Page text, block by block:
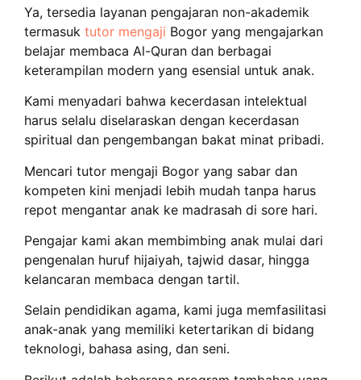
Ya, tersedia layanan pengajaran non-akademik
termasuk tutor mengaji Bogor yang mengajarkan
belajar membaca Al-Quran dan berbagai
keterampilan modern yang esensial untuk anak.
Kami menyadari bahwa kecerdasan intelektual
harus selalu diselaraskan dengan kecerdasan
spiritual dan pengembangan bakat minat pribadi.
Mencari tutor mengaji Bogor yang sabar dan
kompeten kini menjadi lebih mudah tanpa harus
repot mengantar anak ke madrasah di sore hari.
Pengajar kami akan membimbing anak mulai dari
pengenalan huruf hijaiyah, tajwid dasar, hingga
kelancaran membaca dengan tartil.
Selain pendidikan agama, kami juga memfasilitasi
anak-anak yang memiliki ketertarikan di bidang
teknologi, bahasa asing, dan seni.